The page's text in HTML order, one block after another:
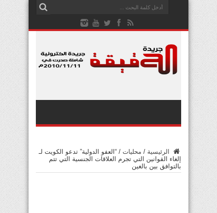
الرئيسية / محليات / “العفو الدولية” تدعو الكويت لـ
إلغاء القوانين التي تجرم العلاقات الجنسية التي تتم
بالتوافق بين بالغين